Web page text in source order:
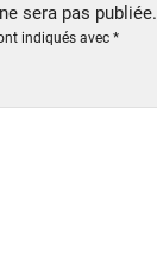
sera pas publiée.
indiqués avec *